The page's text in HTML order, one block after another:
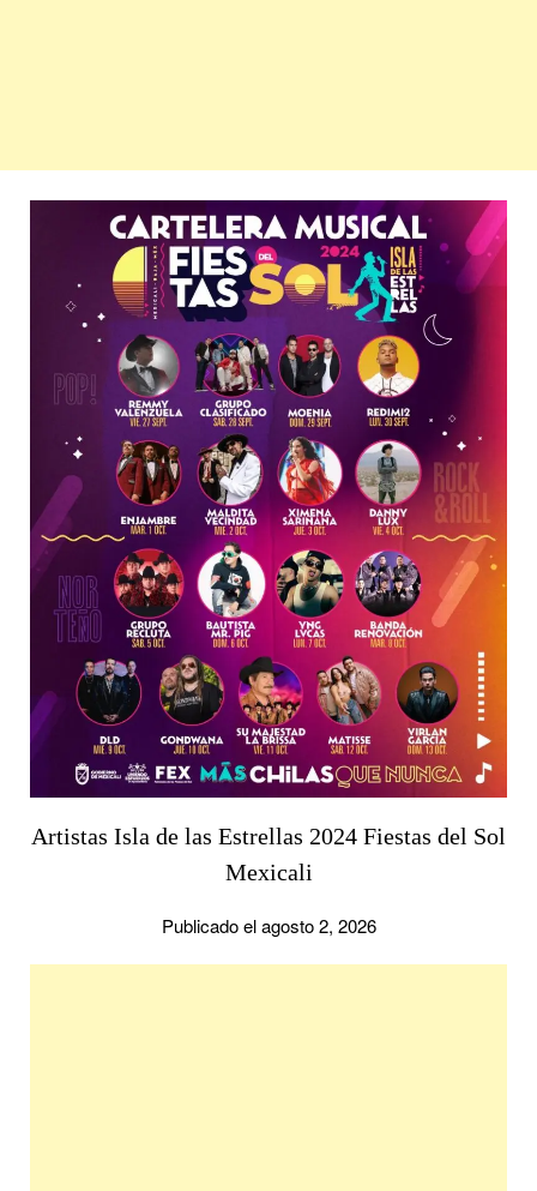
Artistas Isla de las Estrellas 2024 Fiestas del Sol
Mexicali
Publicado el agosto 2, 2026